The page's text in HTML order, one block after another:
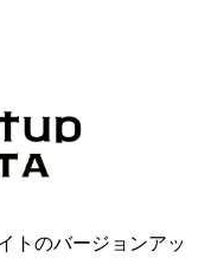
トのバージョンアッ